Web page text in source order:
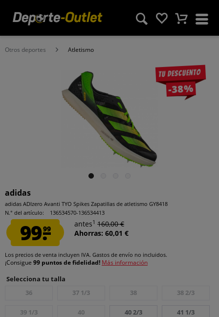
Otros deportes Atletismo
Tu descuento
-38%
adidas
adidas ADIzero Avanti TYO Spikes Zapatillas de atletismo GY8418
N.° del artículo:
136534570-136534413
99.99
antes1 160,00 €
Ahorras: 60,01 €
Los precios de venta incluyen IVA. Gastos de envío no incluidos.
¡Consigue 99 puntos de fidelidad! Más información
Selecciona tu talla
36
37 1/3 38 38 2/3
39 1/3 40 40 2/3 41 1/3